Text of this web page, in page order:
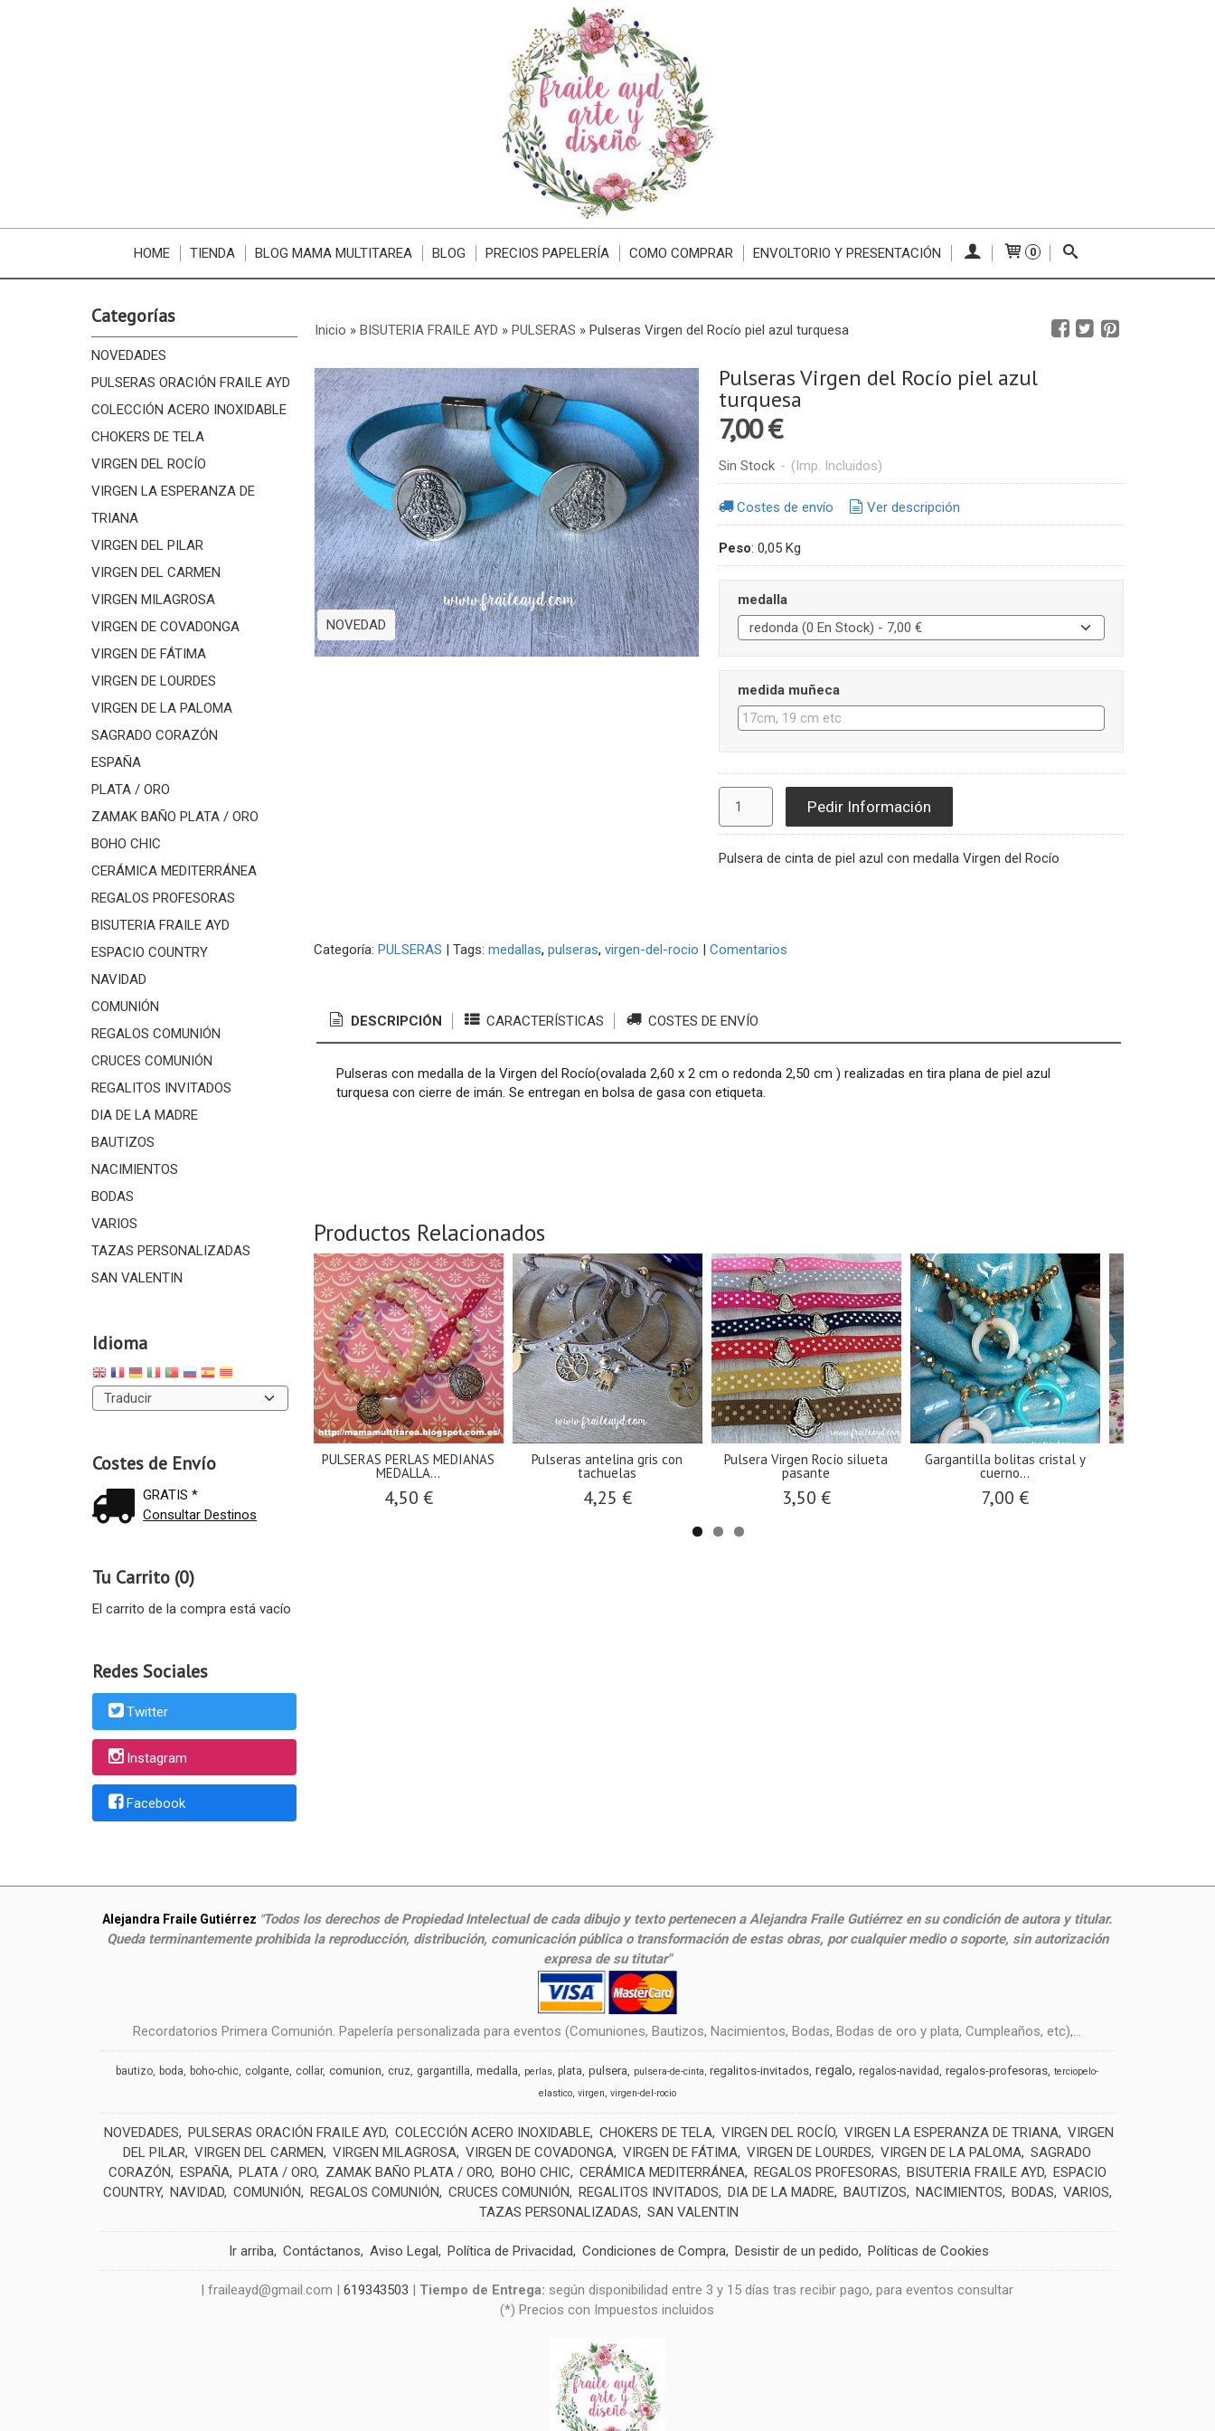
HOME TIENDA BLOG MAMA MULTITAREA BLOG PRECIOS PAPELERÍA COMO COMPRAR ENVOLTORIO Y PRESENTACIÓN 0
Categorías
NOVEDADES
PULSERAS ORACIÓN FRAILE AYD
COLECCIÓN ACERO INOXIDABLE
CHOKERS DE TELA
VIRGEN DEL ROCÍO
VIRGEN LA ESPERANZA DE
TRIANA
VIRGEN DEL PILAR
VIRGEN DEL CARMEN
VIRGEN MILAGROSA
VIRGEN DE COVADONGA
VIRGEN DE FÁTIMA
VIRGEN DE LOURDES
VIRGEN DE LA PALOMA
SAGRADO CORAZÓN
ESPAÑA
PLATA / ORO
ZAMAK BAÑO PLATA / ORO
BOHO CHIC
CERÁMICA MEDITERRÁNEA
REGALOS PROFESORAS
BISUTERIA FRAILE AYD
ESPACIO COUNTRY
NAVIDAD
COMUNIÓN
REGALOS COMUNIÓN
CRUCES COMUNIÓN
REGALITOS INVITADOS
DIA DE LA MADRE
BAUTIZOS
NACIMIENTOS
BODAS
VARIOS
TAZAS PERSONALIZADAS
SAN VALENTIN
Idioma
Costes de Envío
GRATIS *
Consultar Destinos
Tu Carrito (0)
El carrito de la compra está vacío
Redes Sociales
Twitter
Instagram
Facebook
Inicio » BISUTERIA FRAILE AYD » PULSERAS » Pulseras Virgen del Rocío piel azul turquesa
NOVEDAD
Pulseras Virgen del Rocío piel azul
turquesa
7,00 €
Sin Stock - (Imp. Incluidos)
Costes de envío Ver descripción
Peso: 0,05 Kg
medalla
medida muñeca
Pedir Información
Pulsera de cinta de piel azul con medalla Virgen del Rocío
Categoría: PULSERAS | Tags: medallas pulseras virgen-del-rocio | Comentarios
DESCRIPCIÓN CARACTERÍSTICAS COSTES DE ENVÍO
Pulseras con medalla de la Virgen del Rocío(ovalada 2,60 x 2 cm o redonda 2,50 cm ) realizadas en tira plana de piel azul
turquesa con cierre de imán. Se entregan en bolsa de gasa con etiqueta.
Productos Relacionados
PULSERAS PERLAS MEDIANAS
MEDALLA...
4,50 €
Pulseras antelina gris con
tachuelas
4,25 €
Pulsera Virgen Rocío silueta
pasante
3,50 €
Gargantilla bolitas cristal y
cuerno...
7,00 €
Alejandra Fraile Gutiérrez "Todos los derechos de Propiedad Intelectual de cada dibujo y texto pertenecen a Alejandra Fraile Gutiérrez en su condición de autora y titular.
Queda terminantemente prohibida la reproducción, distribución, comunicación pública o transformación de estas obras, por cualquier medio o soporte, sin autorización
expresa de su titutar"
Recordatorios Primera Comunión. Papelería personalizada para eventos (Comuniones, Bautizos, Nacimientos, Bodas, Bodas de oro y plata, Cumpleaños, etc),...
bautizo boda boho-chic colgante collar comunion cruz gargantilla medalla perlas plata pulsera pulsera-de-cinta regalitos-invitados regalo regalos-navidad regalos-profesoras terciopelo-
elastico virgen virgen-del-rocio
NOVEDADES PULSERAS ORACIÓN FRAILE AYD COLECCIÓN ACERO INOXIDABLE CHOKERS DE TELA VIRGEN DEL ROCÍO VIRGEN LA ESPERANZA DE TRIANA VIRGEN
DEL PILAR VIRGEN DEL CARMEN VIRGEN MILAGROSA VIRGEN DE COVADONGA VIRGEN DE FÁTIMA VIRGEN DE LOURDES VIRGEN DE LA PALOMA SAGRADO
CORAZÓN
ESPAÑA PLATA / ORO ZAMAK BAÑO PLATA / ORO BOHO CHIC CERÁMICA MEDITERRÁNEA REGALOS PROFESORAS BISUTERIA FRAILE AYD ESPACIO
COUNTRY NAVIDAD COMUNIÓN REGALOS COMUNIÓN CRUCES COMUNIÓN REGALITOS INVITADOS DIA DE LA MADRE BAUTIZOS NACIMIENTOS BODAS
VARIOS
TAZAS PERSONALIZADAS
SAN VALENTIN
Ir arriba Contáctanos Aviso Legal Política de Privacidad Condiciones de Compra Desistir de un pedido Políticas de Cookies
| fraileayd@gmail.com |619343503 | Tiempo de Entrega: según disponibilidad entre 3 y 15 días tras recibir pago, para eventos consultar
(*) Precios con Impuestos incluidos